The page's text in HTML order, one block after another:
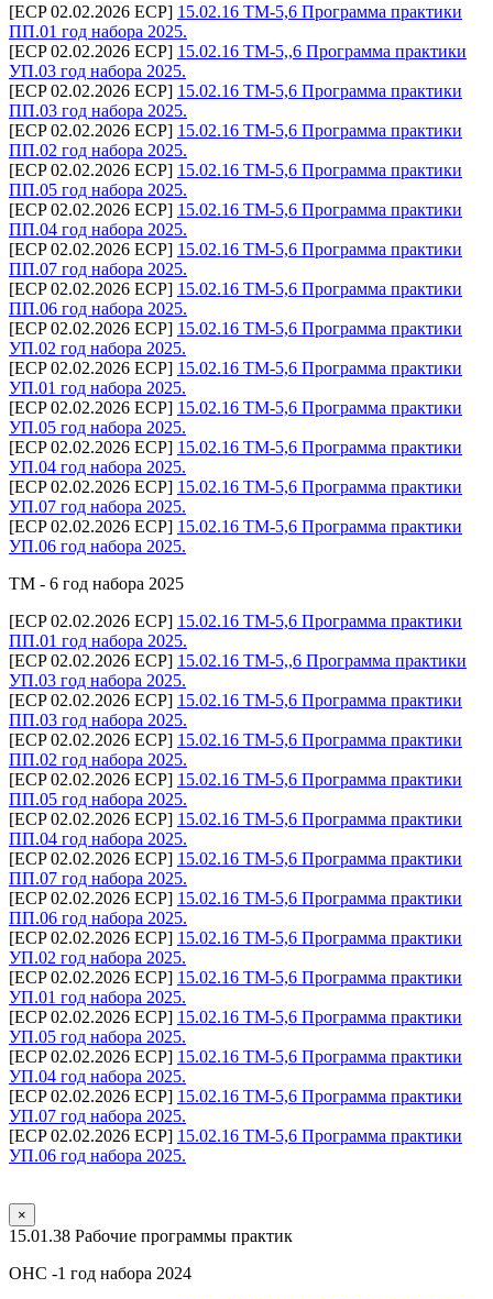
[ECP 02.02.2026 ECP] 15.02.16 ТМ-5,6 Программа практики
ПП.01 год набора 2025.
[ECP 02.02.2026 ECP] 15.02.16 ТМ-5,,6 Программа практики
УП.03 год набора 2025.
[ECP 02.02.2026 ECP] 15.02.16 ТМ-5,6 Программа практики
ПП.03 год набора 2025.
[ECP 02.02.2026 ECP] 15.02.16 ТМ-5,6 Программа практики
ПП.02 год набора 2025.
[ECP 02.02.2026 ECP] 15.02.16 ТМ-5,6 Программа практики
ПП.05 год набора 2025.
[ECP 02.02.2026 ECP] 15.02.16 ТМ-5,6 Программа практики
ПП.04 год набора 2025.
[ECP 02.02.2026 ECP] 15.02.16 ТМ-5,6 Программа практики
ПП.07 год набора 2025.
[ECP 02.02.2026 ECP] 15.02.16 ТМ-5,6 Программа практики
ПП.06 год набора 2025.
[ECP 02.02.2026 ECP] 15.02.16 ТМ-5,6 Программа практики
УП.02 год набора 2025.
[ECP 02.02.2026 ECP] 15.02.16 ТМ-5,6 Программа практики
УП.01 год набора 2025.
[ECP 02.02.2026 ECP] 15.02.16 ТМ-5,6 Программа практики
УП.05 год набора 2025.
[ECP 02.02.2026 ECP] 15.02.16 ТМ-5,6 Программа практики
УП.04 год набора 2025.
[ECP 02.02.2026 ECP] 15.02.16 ТМ-5,6 Программа практики
УП.07 год набора 2025.
[ECP 02.02.2026 ECP] 15.02.16 ТМ-5,6 Программа практики
УП.06 год набора 2025.
ТМ - 6 год набора 2025
[ECP 02.02.2026 ECP] 15.02.16 ТМ-5,6 Программа практики
ПП.01 год набора 2025.
[ECP 02.02.2026 ECP] 15.02.16 ТМ-5,,6 Программа практики
УП.03 год набора 2025.
[ECP 02.02.2026 ECP] 15.02.16 ТМ-5,6 Программа практики
ПП.03 год набора 2025.
[ECP 02.02.2026 ECP] 15.02.16 ТМ-5,6 Программа практики
ПП.02 год набора 2025.
[ECP 02.02.2026 ECP] 15.02.16 ТМ-5,6 Программа практики
ПП.05 год набора 2025.
[ECP 02.02.2026 ECP] 15.02.16 ТМ-5,6 Программа практики
ПП.04 год набора 2025.
[ECP 02.02.2026 ECP] 15.02.16 ТМ-5,6 Программа практики
ПП.07 год набора 2025.
[ECP 02.02.2026 ECP] 15.02.16 ТМ-5,6 Программа практики
ПП.06 год набора 2025.
[ECP 02.02.2026 ECP] 15.02.16 ТМ-5,6 Программа практики
УП.02 год набора 2025.
[ECP 02.02.2026 ECP] 15.02.16 ТМ-5,6 Программа практики
УП.01 год набора 2025.
[ECP 02.02.2026 ECP] 15.02.16 ТМ-5,6 Программа практики
УП.05 год набора 2025.
[ECP 02.02.2026 ECP] 15.02.16 ТМ-5,6 Программа практики
УП.04 год набора 2025.
[ECP 02.02.2026 ECP] 15.02.16 ТМ-5,6 Программа практики
УП.07 год набора 2025.
[ECP 02.02.2026 ECP] 15.02.16 ТМ-5,6 Программа практики
УП.06 год набора 2025.
×
15.01.38 Рабочие программы практик
ОНС -1 год набора 2024